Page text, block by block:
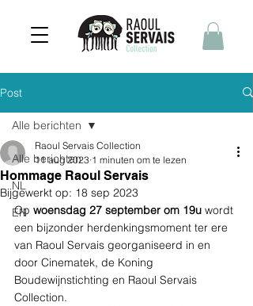
Post
Alle berichten
NL
EN
Alle berichten
Hommage Raoul Servais
Raoul Servais Collection
11 aug 2023 1 minuten om te lezen
Bijgewerkt op: 18 sep 2023
Op woensdag 27 september om 19u wordt
een bijzonder herdenkingsmoment ter ere
van Raoul Servais georganiseerd in en
door Cinematek, de Koning
Boudewijnstichting en Raoul Servais
Collection.